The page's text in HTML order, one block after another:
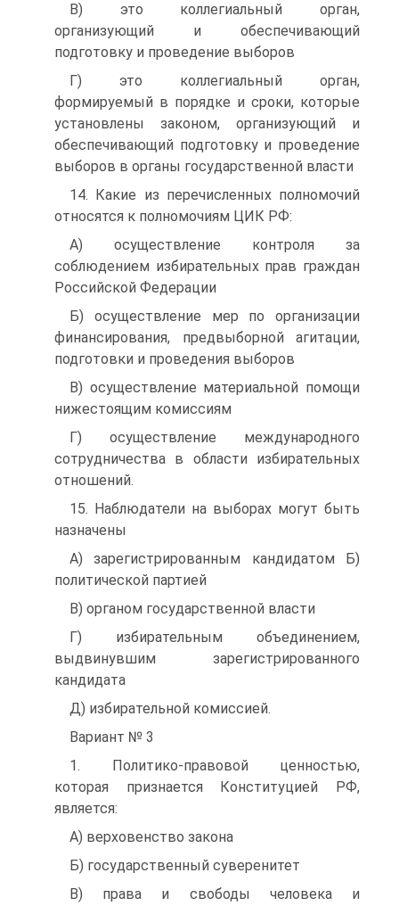
B) это коллегиальный орган,
организующий и обеспечивающий
подготовку и проведение выборов
Г) это коллегиальный орган,
формируемый в порядке и сроки, которые
установлены законом, организующий и
обеспечивающий подготовку и проведение
выборов в органы государственной власти
14. Какие из перечисленных полномочий
относятся к полномочиям ЦИК РФ:
A) осуществление контроля за
соблюдением избирательных прав граждан
Российской Федерации
Б) осуществление мер по организации
финансирования, предвыборной агитации,
подготовки и проведения выборов
B) осуществление материальной помощи
нижестоящим комиссиям
Г) осуществление международного
сотрудничества в области избирательных
отношений.
15. Наблюдатели на выборах могут быть
назначены
A) зарегистрированным кандидатом Б)
политической партией
B) органом государственной власти
Г) избирательным объединением,
выдвинувшим зарегистрированного
кандидата
Д) избирательной комиссией.
Вариант № 3
1. Политико-правовой ценностью,
которая признается Конституцией РФ,
является:
A) верховенство закона
Б) государственный суверенитет
B) права и свободы человека и